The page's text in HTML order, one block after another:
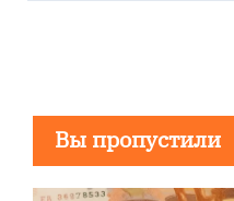
Вы пропустили